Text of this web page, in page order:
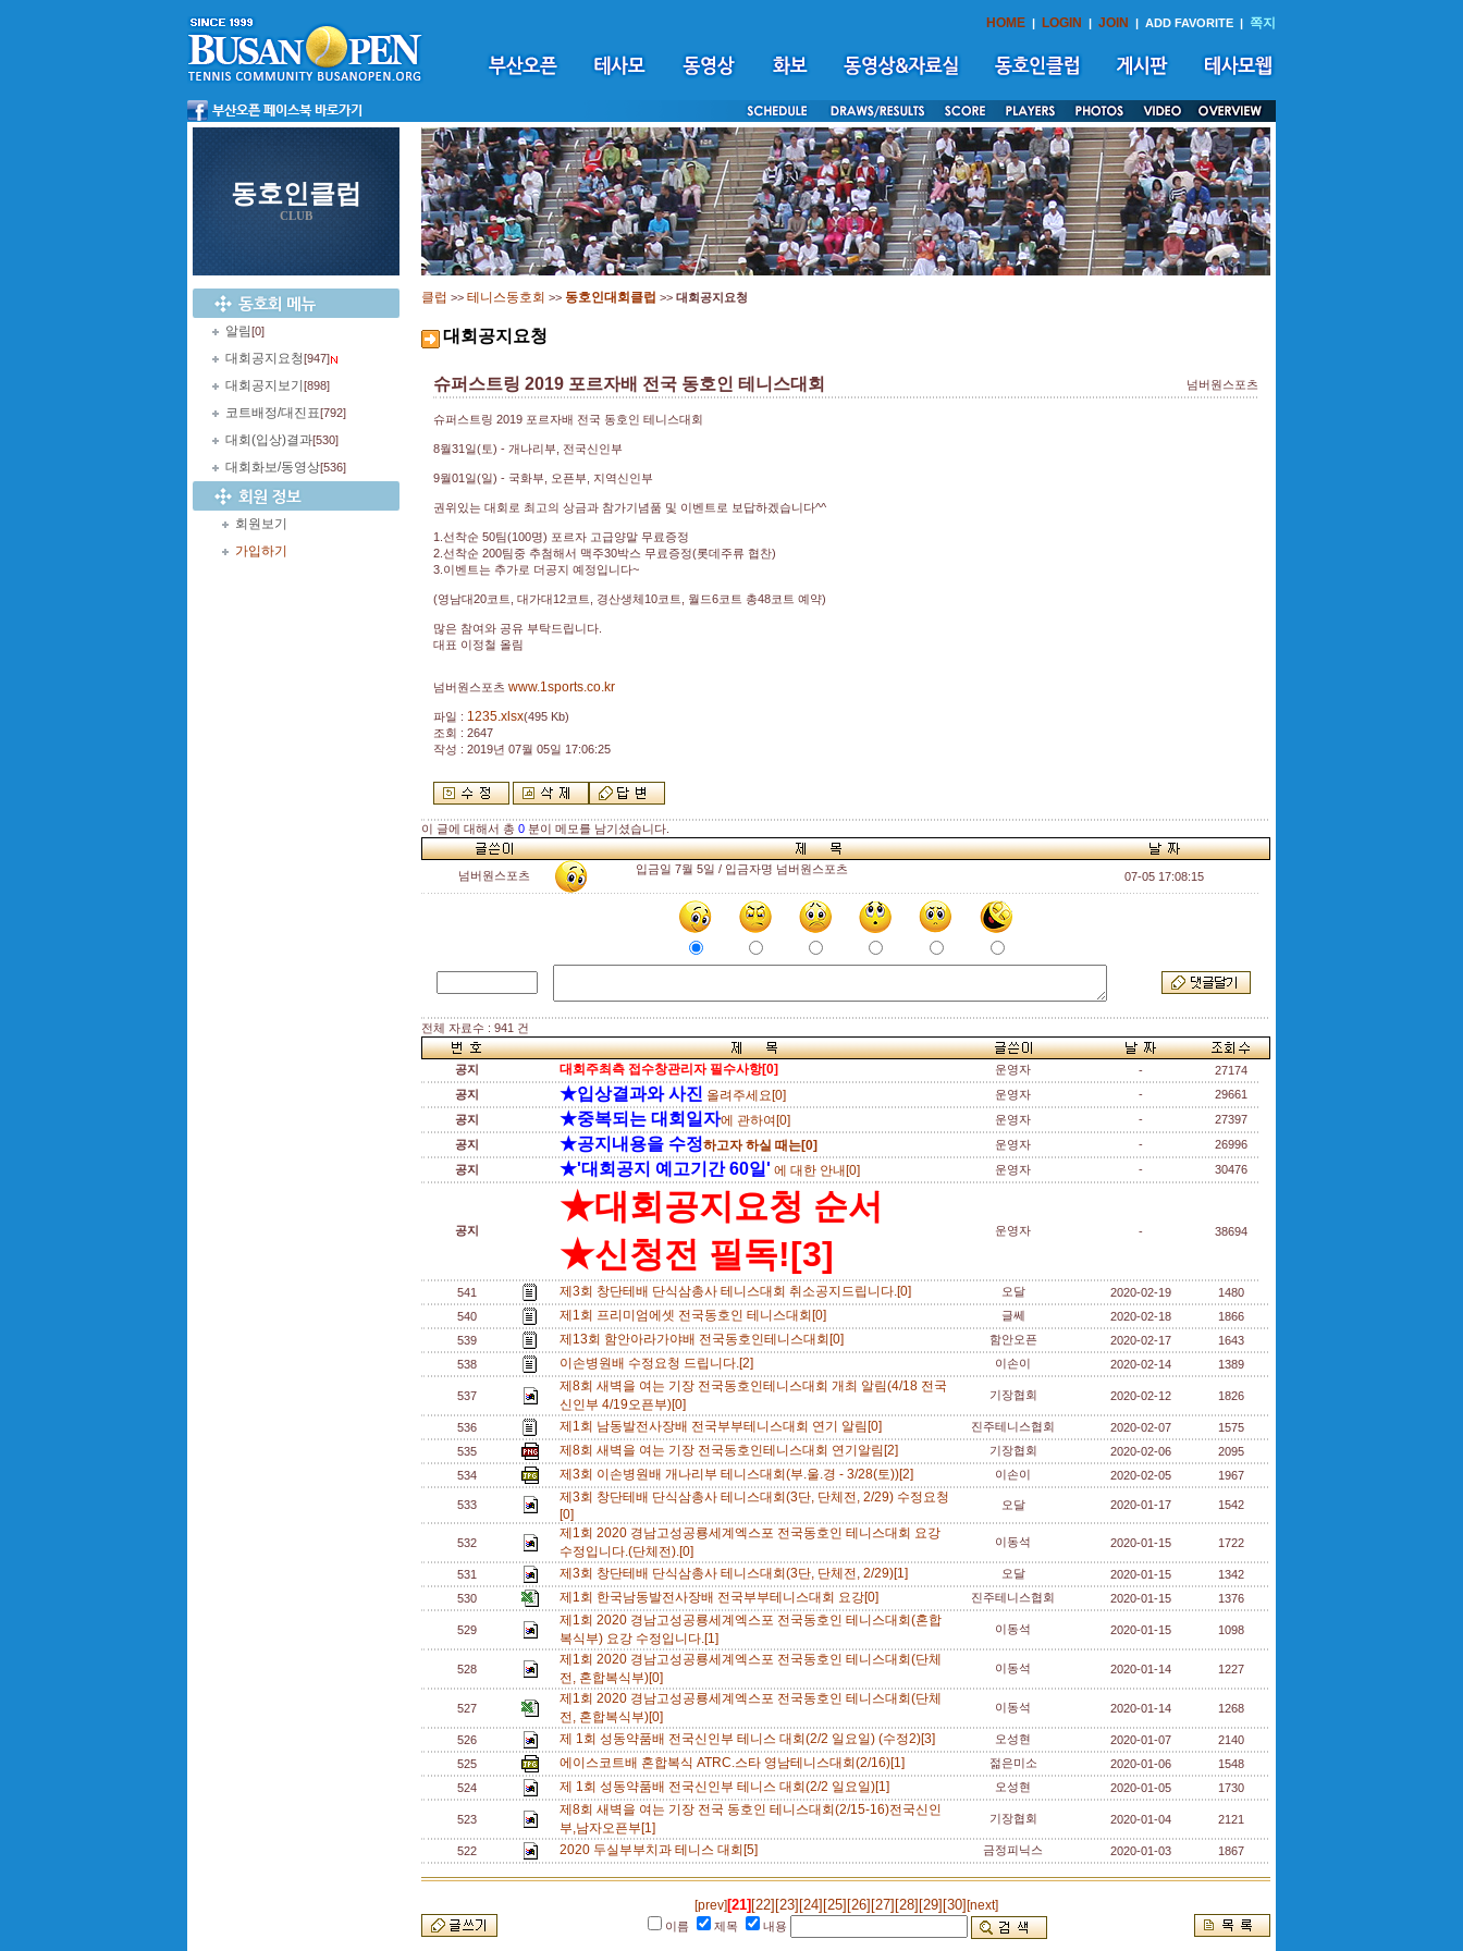
HOME | LOGIN | JOIN | ADD FAVORITE | 쪽지
동호인클럽
CLUB
알림[0]
대회공지요청[947]
대회공지보기 [898]
코트배정/대진표[792]
대회(입상)결과[530]
대회화보/동영상[536]
회원보기
가입하기
클럽 >> 테니스동호회 >> 동호인대회클럽 >> 대회공지요청
대회공지요청
슈퍼스트링 2019 포르자배 전국 동호인 테니스대회 넘버원스포츠
슈퍼스트링 2019 포르자배 전국 동호인 테니스대회
8월31일(토) - 개나리부, 전국신인부
9월01일(일) - 국화부, 오픈부, 지역신인부
권위있는 대회로 최고의 상금과 참가기념품 및 이벤트로 보답하겠습니다^^
1.선착순 50팀(100명) 포르자 고급양말 무료증정
2.선착순 200팀중 추첨해서 맥주30박스 무료증정(롯데주류 협찬)
3.이벤트는 추가로 더공지 예정입니다~
(영남대20코트, 대가대12코트, 경산생체10코트, 월드6코트 총48코트 예약)
많은 참여와 공유 부탁드립니다.
대표 이정철 올림
넘버원스포츠 www.1sports.co.kr
파일 : 1235.xlsx(495 Kb)
조회 : 2647
작성 : 2019년 07월 05일 17:06:25
이 글에 대해서 총 0 분이 메모를 남기셨습니다.
넘버원스포츠 입금일 7월 5일 / 입금자명 넘버원스포츠
07-05 17:08:15
전체 자료수 : 941 건
공지 대회주최측 접수창관리자 필수사항[0] 운영자 -
27174
공지
★입상결과와 사진 올려주세요[0] 운영자 -
29661
공지
★중복되는 대회일자에 관하여[0] 운영자 -
27397
공지
★공지내용을 수정하고자 하실 때는[0] 운영자 -
26996
공지
★'대회공지 예고기간 60일' 에 대한 안내[0] 운영자 - 30476
공지
★대회공지요청 순서
★신청전 필독![3]
운영자 - 38694
541 제3회 창단테배 단식삼총사 테니스대회 취소공지드립니다.[0] 오달 2020-02-19
1480
540
제1회 프리미엄에셋 전국동호인 테니스대회[0] 글쎄 2020-02-18
1866
539
제13회 함안아라가야배 전국동호인테니스대회[0] 함안오픈 2020-02-17
1643
538
이손병원배 수정요청 드립니다.[2] 이손이 2020-02-14 1389
537
제8회 새벽을 여는 기장 전국동호인테니스대회 개최 알림(4/18 전국
신인부 4/19오픈부)[0]
기장협회 2020-02-12 1826
536 제1회 남동발전사장배 전국부부테니스대회 연기 알림[0] 진주테니스협회 2020-02-07
1575
535
제8회 새벽을 여는 기장 전국동호인테니스대회 연기알림[2] 기장협회 2020-02-06
2095
534
제3회 이손병원배 개나리부 테니스대회(부.울.경 - 3/28(토))[2] 이손이 2020-02-05 1967
533
제3회 창단테배 단식삼총사 테니스대회(3단, 단체전, 2/29) 수정요청
[0]
오달 2020-01-17 1542
532
제1회 2020 경남고성공룡세계엑스포 전국동호인 테니스대회 요강
수정입니다.(단체전).[0]
이동석 2020-01-15 1722
531 제3회 창단테배 단식삼총사 테니스대회(3단, 단체전, 2/29)[1] 오달 2020-01-15
1342
530
제1회 한국남동발전사장배 전국부부테니스대회 요강[0] 진주테니스협회 2020-01-15 1376
529
제1회 2020 경남고성공룡세계엑스포 전국동호인 테니스대회(혼합
복식부) 요강 수정입니다.[1]
이동석 2020-01-15 1098
528
제1회 2020 경남고성공룡세계엑스포 전국동호인 테니스대회(단체
전, 혼합복식부)[0]
이동석 2020-01-14 1227
527
제1회 2020 경남고성공룡세계엑스포 전국동호인 테니스대회(단체
전, 혼합복식부)[0]
이동석 2020-01-14 1268
526 제 1회 성동약품배 전국신인부 테니스 대회(2/2 일요일) (수정2)[3] 오성현 2020-01-07
2140
525
에이스코트배 혼합복식 ATRC.스타 영남테니스대회(2/16)[1] 젊은미소 2020-01-06
1548
524
제 1회 성동약품배 전국신인부 테니스 대회(2/2 일요일)[1] 오성현 2020-01-05 1730
523
제8회 새벽을 여는 기장 전국 동호인 테니스대회(2/15-16)전국신인
부,남자오픈부[1]
기장협회 2020-01-04 2121
522 2020 두실부부치과 테니스 대회[5] 금정피닉스 2020-01-03 1867
[prev][21] [22] [23] [24] [25] [26] [27] [28] [29] [30] [next]
이름 제목 내용